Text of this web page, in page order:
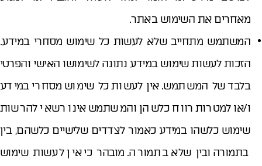
מאחרים את השימוש באתר.
המשתמש מתחייב שלא לעשות כל שימוש מסחרי במידע.
הזכות לעשות שימוש במידע נתונה לשימושו האישי והפרטי
בלבד של המשתמש. אין לעשות כל שימוש מסחרי במידע
ו/או למטרות רווח כלשהן והמשתמש אינו רשאי להרשות
שימוש כלשהו במידע כאמור לצדדים שלישיים כלשהם, בין
בתמורה ובין שלא בתמורה. מובהר כי אין לעשות שימוש